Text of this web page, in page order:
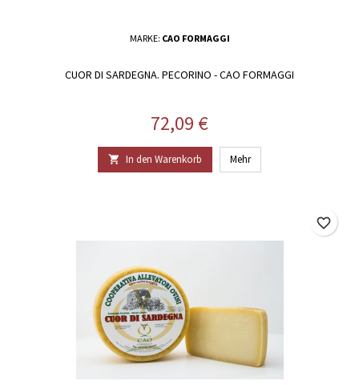
MARKE: CAO FORMAGGI
CUOR DI SARDEGNA. PECORINO - CAO FORMAGGI
Preis
72,09 €
 In den Warenkorb Mehr
favorite_border